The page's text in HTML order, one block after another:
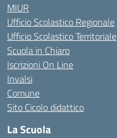
MIUR
Ufficio Scolastico Regionale
Ufficio Scolastico Territoriale
Scuola in Chiaro
Iscrizioni On Line
Invalsi
Comune
Sito Cicolo didattico
La Scuola